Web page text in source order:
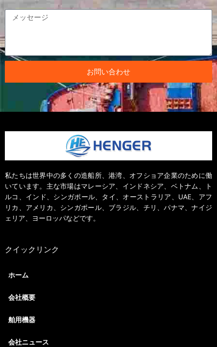
お問い合わせ
私たちは世界中の多くの造船所、港湾、オフショア企業のために働
いています。主な市場はマレーシア、インドネシア、ベトナム、ト
ルコ、インド、シンガポール、タイ、オーストラリア、UAE、アフ
リカ、アメリカ、シンガポール、ブラジル、チリ、パナマ、ナイジ
ェリア、ヨーロッパなどです。
クイックリンク
ホーム
会社概要
舶用機器
会社ニュース